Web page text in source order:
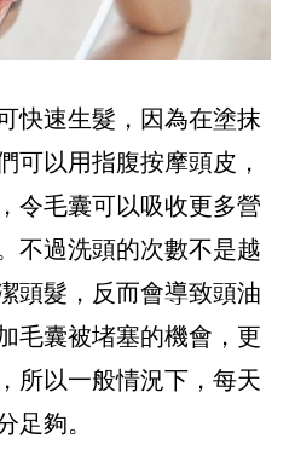
快速生髮，因為在塗抹
可以用指腹按摩頭皮，
令毛囊可以吸收更多營
不過洗頭的次數不是越
頭髮，反而會導致頭油
毛囊被堵塞的機會，更
所以一般情況下，每天
足夠。